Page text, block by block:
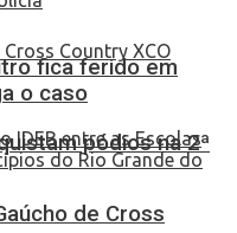
pódios na 2ª
de Cross
fica ferido em
o caso